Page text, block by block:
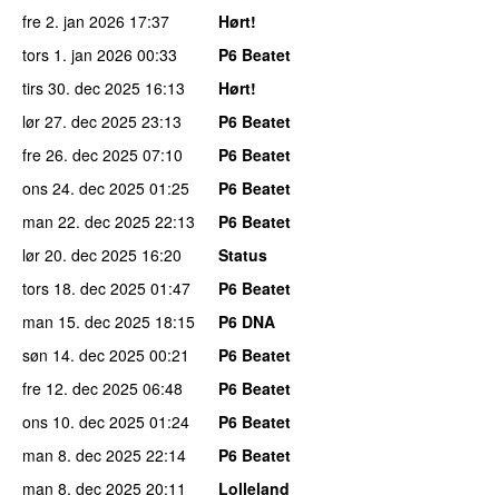
fre 2. jan 2026 17:37
Hørt!
tors 1. jan 2026 00:33
P6 Beatet
tirs 30. dec 2025 16:13
Hørt!
lør 27. dec 2025 23:13
P6 Beatet
fre 26. dec 2025 07:10
P6 Beatet
ons 24. dec 2025 01:25
P6 Beatet
man 22. dec 2025 22:13
P6 Beatet
lør 20. dec 2025 16:20
Status
tors 18. dec 2025 01:47
P6 Beatet
man 15. dec 2025 18:15
P6 DNA
søn 14. dec 2025 00:21
P6 Beatet
fre 12. dec 2025 06:48
P6 Beatet
ons 10. dec 2025 01:24
P6 Beatet
man 8. dec 2025 22:14
P6 Beatet
man 8. dec 2025 20:11
Lolleland